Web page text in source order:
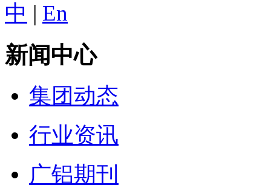
中 | En
新闻中心
集团动态
行业资讯
广铝期刊